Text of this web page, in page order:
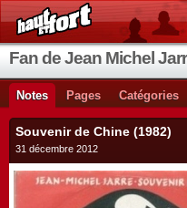
Notes Pages Catégories
Souvenir de Chine (1982)
31 décembre 2012